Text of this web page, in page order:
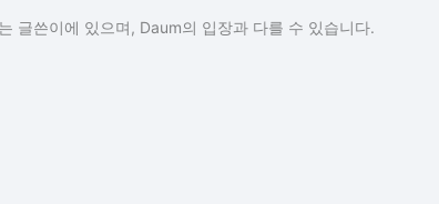
글쓴이에 있으며, Daum의 입장과 다를 수 있습니다.